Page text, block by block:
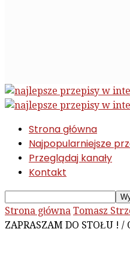
Strona główna
Najpopularniejsze
Przeglądaj kanały
Kontakt
Strona główna Tomasz
ZAPRASZAM DO STOŁU !